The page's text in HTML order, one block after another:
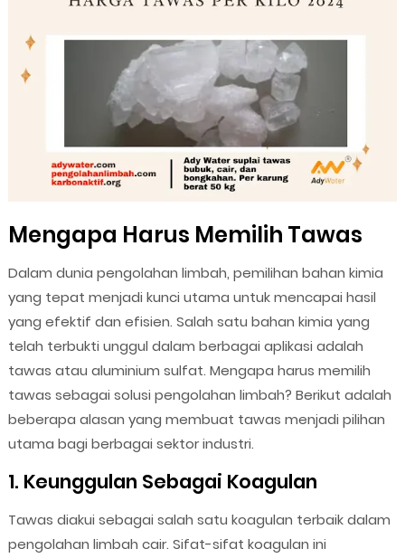
Mengapa Harus Memilih Tawas
Dalam dunia pengolahan limbah, pemilihan bahan kimia
yang tepat menjadi kunci utama untuk mencapai hasil
yang efektif dan efisien. Salah satu bahan kimia yang
telah terbukti unggul dalam berbagai aplikasi adalah
tawas atau aluminium sulfat. Mengapa harus memilih
tawas sebagai solusi pengolahan limbah? Berikut adalah
beberapa alasan yang membuat tawas menjadi pilihan
utama bagi berbagai sektor industri.
1. Keunggulan Sebagai Koagulan
Tawas diakui sebagai salah satu koagulan terbaik dalam
pengolahan limbah cair. Sifat-sifat koagulan ini